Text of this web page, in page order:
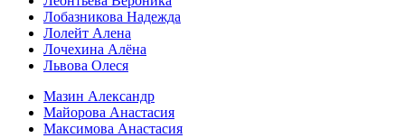
Лобазникова Надежда
Лолейт Алена
Лочехина Алёна
Львова Олеся
Мазин Александр
Майорова Анастасия
Максимова Анастасия